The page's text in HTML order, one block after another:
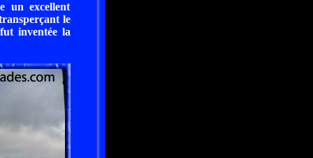
un excellent
le
inventée la